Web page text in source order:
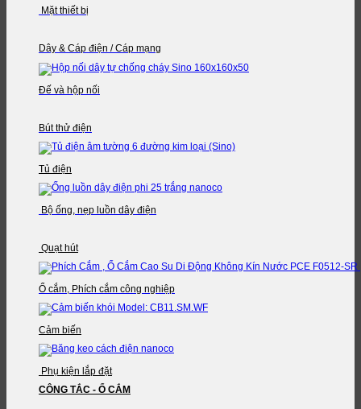
Mặt thiết bị
Dây & Cáp điện / Cáp mạng
Đế và hộp nối
Bút thử điện
Tủ điện
Bộ ống, nẹp luồn dây điện
Quạt hút
Ổ cắm, Phích cắm công nghiệp
Cảm biến
Phụ kiện lắp đặt
CÔNG TẮC - Ổ CẮM